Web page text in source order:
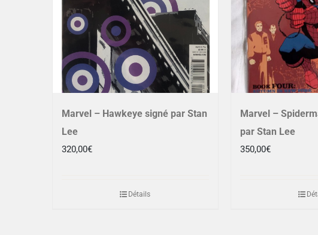
Marvel – Hawkeye signé par Stan
Lee
320,00€
Détails
Marvel –
par Stan Lee
350,00€